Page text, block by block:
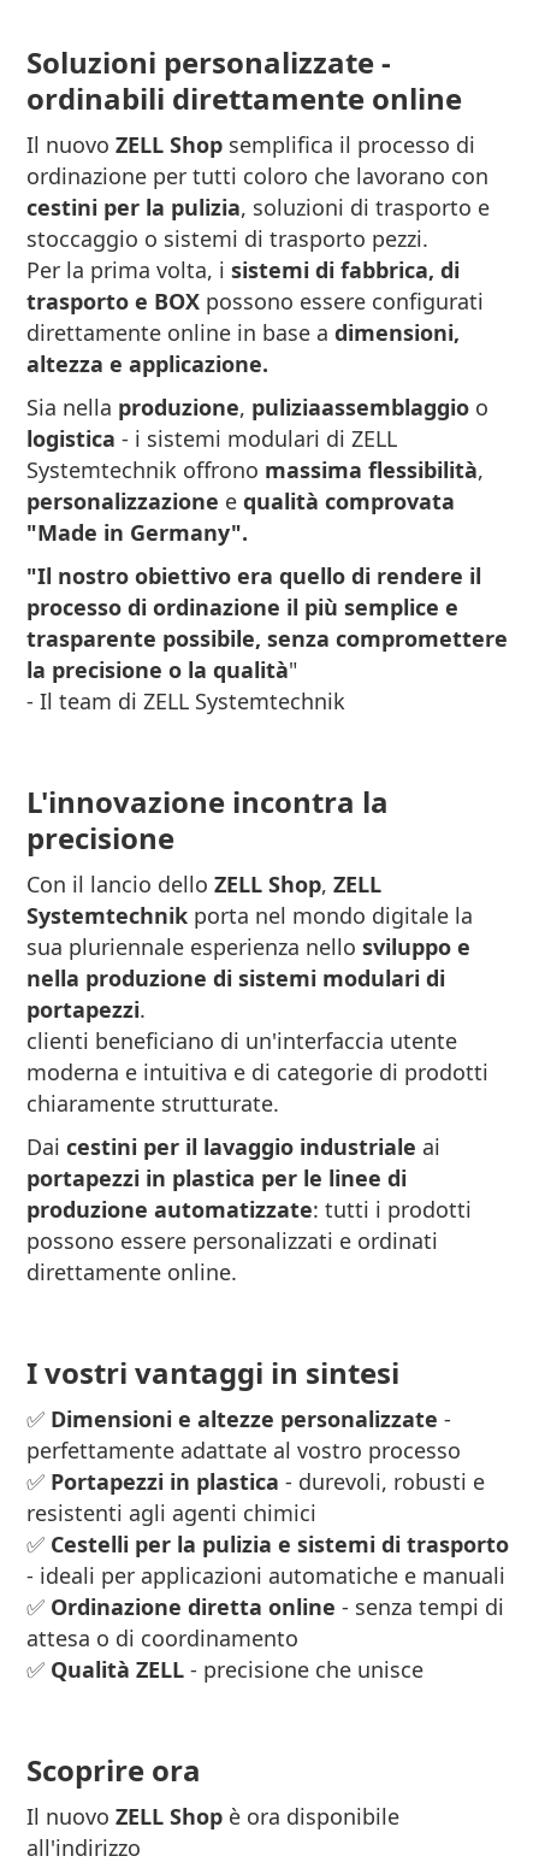
Soluzioni personalizzate -
ordinabili direttamente online
Il nuovoZELL Shop semplifica il processo di
ordinazione per tutti coloro che lavorano con
cestini per la pulizia, soluzioni di trasporto e
stoccaggio o sistemi di trasporto pezzi.
Per la prima volta, isistemi di fabbrica, di
trasporto e BOX possono essere configurati
direttamente online in base adimensioni,
altezza e applicazione.
Sia nella produzione, puliziaassemblaggio o
logistica - i sistemi modulari di ZELL
Systemtechnik offrono massima flessibilità,
personalizzazione equalità comprovata
"Made in Germany".
"Il nostro obiettivo era quello di rendere il
processo di ordinazione il più semplice e
trasparente possibile, senza compromettere
la precisione o la qualità"
- Il team di ZELL Systemtechnik
L'innovazione incontra la
precisione
Con il lancio delloZELL Shop,ZELL
Systemtechnik porta nel mondo digitale la
sua pluriennale esperienza nellosviluppo e
nella produzione di sistemi modulari di
portapezzi.
clienti beneficiano di un'interfaccia utente
moderna e intuitiva e di categorie di prodotti
chiaramente strutturate.
Daicestini per il lavaggio industriale ai
portapezzi in plastica per le linee di
produzione automatizzate: tutti i prodotti
possono essere personalizzati e ordinati
direttamente online.
I vostri vantaggi in sintesi
✅ Dimensioni e altezze personalizzate -
perfettamente adattate al vostro processo
✅ Portapezzi in plastica - durevoli, robusti e
resistenti agli agenti chimici
✅ Cestelli per la pulizia e sistemi di trasporto
- ideali per applicazioni automatiche e manuali
✅ Ordinazione diretta online - senza tempi di
attesa o di coordinamento
✅ Qualità ZELL - precisione che unisce
Scoprire ora
Il nuovoZELL Shop è ora disponibile
all'indirizzo